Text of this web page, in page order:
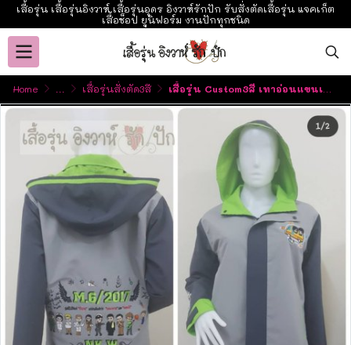
เสื้อรุ่น เสื้อรุ่นอิงวาห์ เสื้อรุ่นอุดร อิงวาห์รักปัก รับสั่งตัดเสื้อรุ่น แจคเก็ต
เสื้อช็อป ยูนิฟอร์ม งานปักทุกชนิด
Home เสื้อรุ่นสั่งตัด3สี เสื้อรุ่น Custom3สี เทาอ่อนแขนเทาเข้ม แต่งเขียวมะนาว